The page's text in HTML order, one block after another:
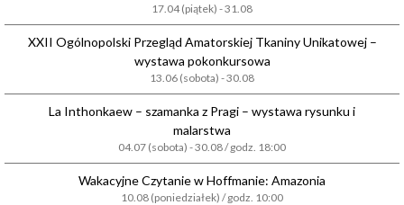
17.04 (piątek) - 31.08
XXII Ogólnopolski Przegląd Amatorskiej Tkaniny Unikatowej –
wystawa pokonkursowa
13.06 (sobota) - 30.08
La Inthonkaew – szamanka z Pragi – wystawa rysunku i
malarstwa
04.07 (sobota) - 30.08 / godz. 18:00
Wakacyjne Czytanie w Hoffmanie: Amazonia
10.08 (poniedziałek) / godz. 10:00